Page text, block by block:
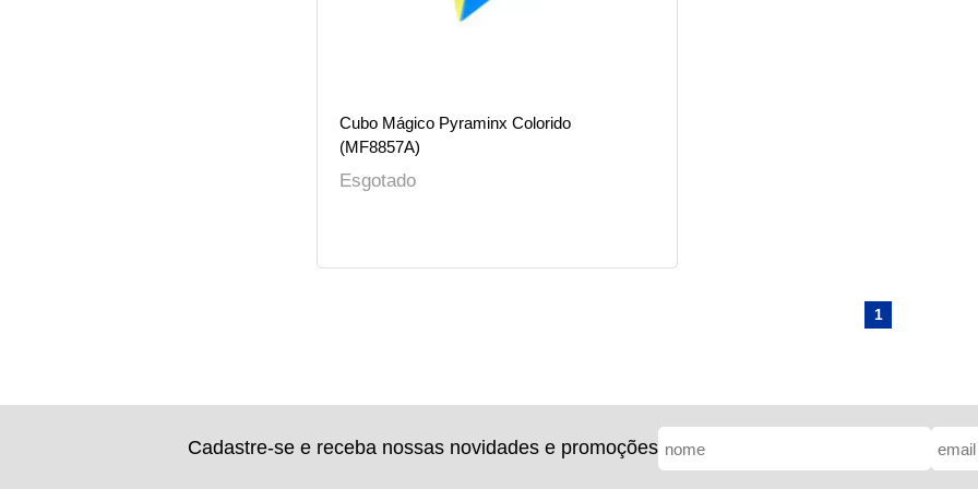
Cubo Mágico Pyraminx Colorido
(MF8857A)
Esgotado
1
Cadastre-se e receba nossas novidades e promoções